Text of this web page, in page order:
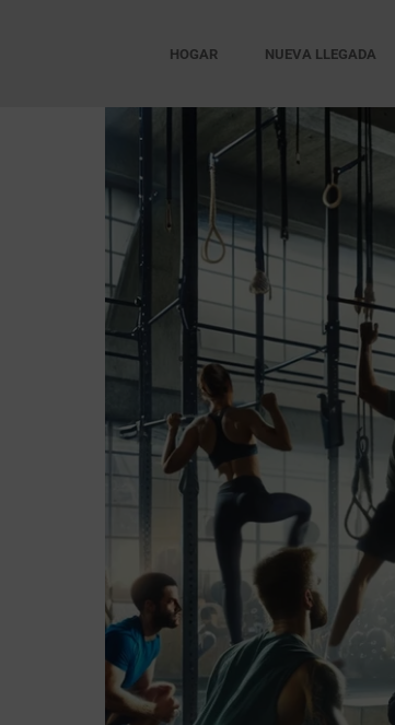
HOGAR NUEVA LLEGADA